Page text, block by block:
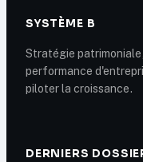
SYSTÈME B
Stratégie
performance
piloter la croissance.
DERNIERS